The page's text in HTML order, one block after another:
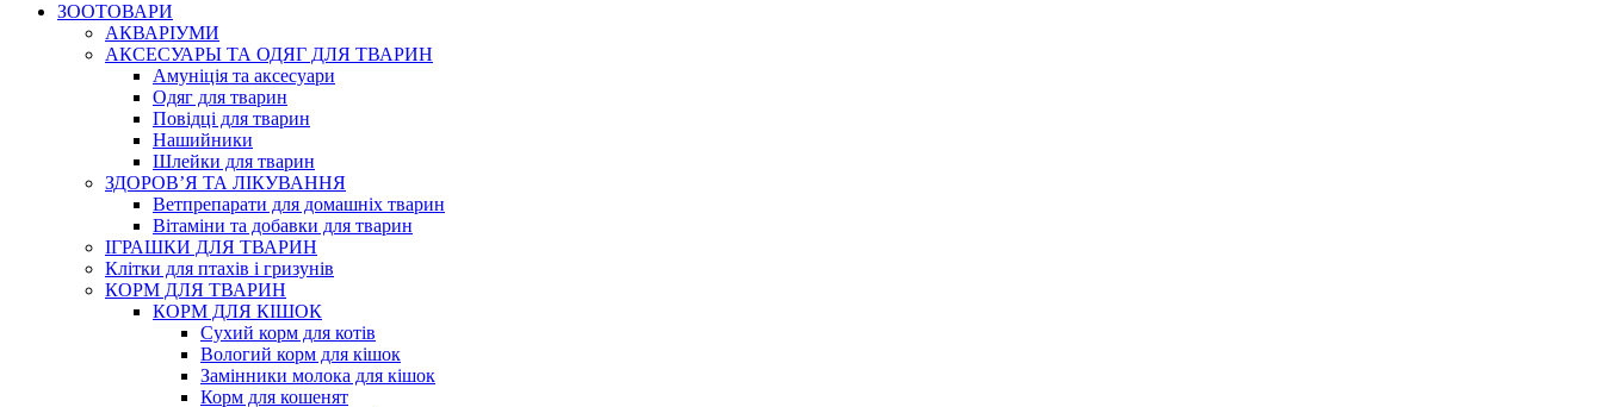
ЗООТОВАРИ
АКВАРІУМИ
АКСЕСУАРЫ ТА ОДЯГ ДЛЯ ТВАРИН
Амуніція та аксесуари
Одяг для тварин
Повідці для тварин
Нашийники
Шлейки для тварин
ЗДОРОВ’Я ТА ЛІКУВАННЯ
Ветпрепарати для домашніх тварин
Вітаміни та добавки для тварин
ІГРАШКИ ДЛЯ ТВАРИН
Клітки для птахів і гризунів
КОРМ ДЛЯ ТВАРИН
КОРМ ДЛЯ КІШОК
Сухий корм для котів
Вологий корм для кішок
Замінники молока для кішок
Корм для кошенят